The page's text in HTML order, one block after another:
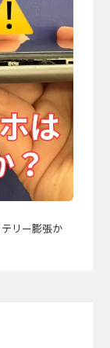
リー膨張か